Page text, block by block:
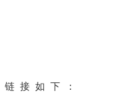
接如下：